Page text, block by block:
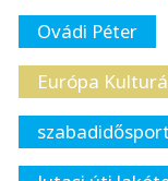
Ovádi Péter
Európa
szabadidősport